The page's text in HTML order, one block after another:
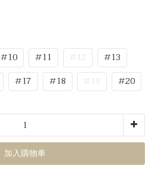
#10 #11 #12
#13
#17 #18 #19 #20
加入購物車